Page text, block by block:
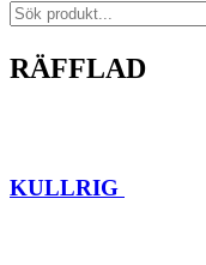
Skip
to
RÄFFLAD
KULLRIG